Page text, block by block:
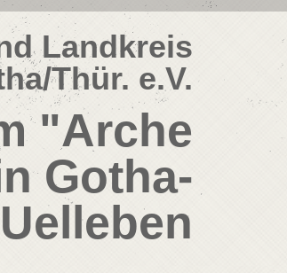
Landkreis
Thür. e.V.
"Arche
Gotha-
Uelleben